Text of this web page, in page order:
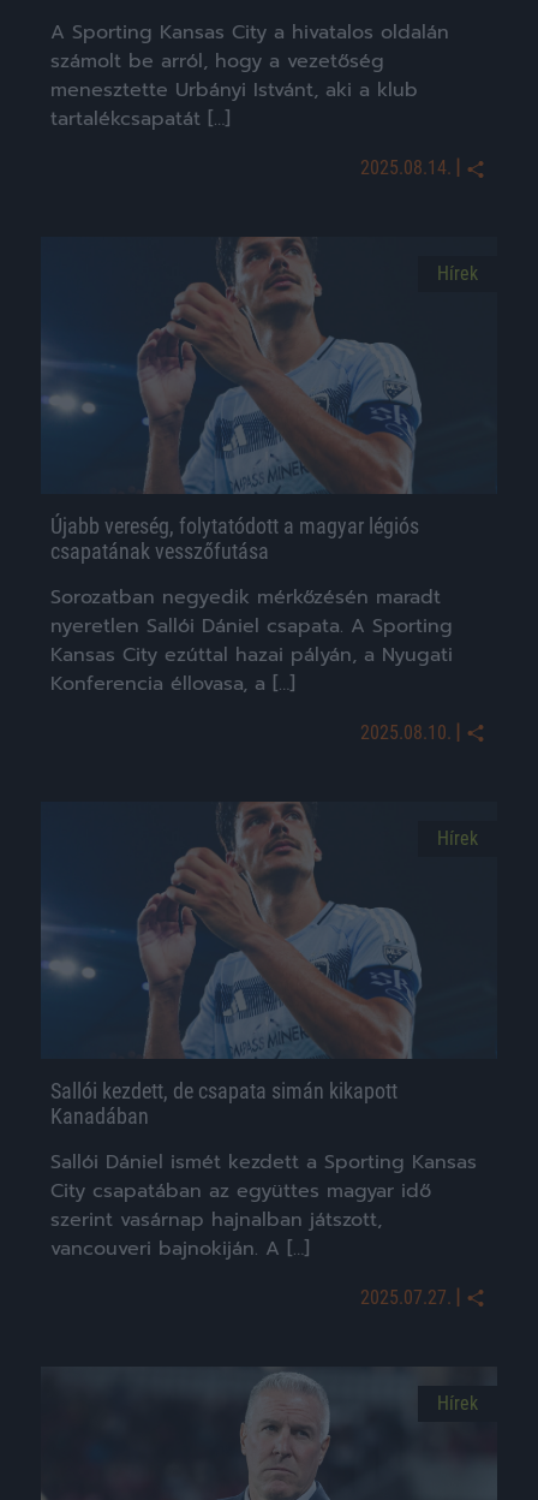
A Sporting Kansas City a hivatalos oldalán
számolt be arról, hogy a vezetőség
menesztette Urbányi Istvánt, aki a klub
tartalékcsapatát […]
2025.08.14. |
Hírek
Újabb vereség, folytatódott a magyar légiós
csapatának vesszőfutása
Sorozatban negyedik mérkőzésén maradt
nyeretlen Sallói Dániel csapata. A Sporting
Kansas City ezúttal hazai pályán, a Nyugati
Konferencia éllovasa, a […]
2025.08.10. |
Hírek
Sallói kezdett, de csapata simán kikapott
Kanadában
Sallói Dániel ismét kezdett a Sporting Kansas
City csapatában az együttes magyar idő
szerint vasárnap hajnalban játszott,
vancouveri bajnokiján. A […]
2025.07.27. |
Hírek